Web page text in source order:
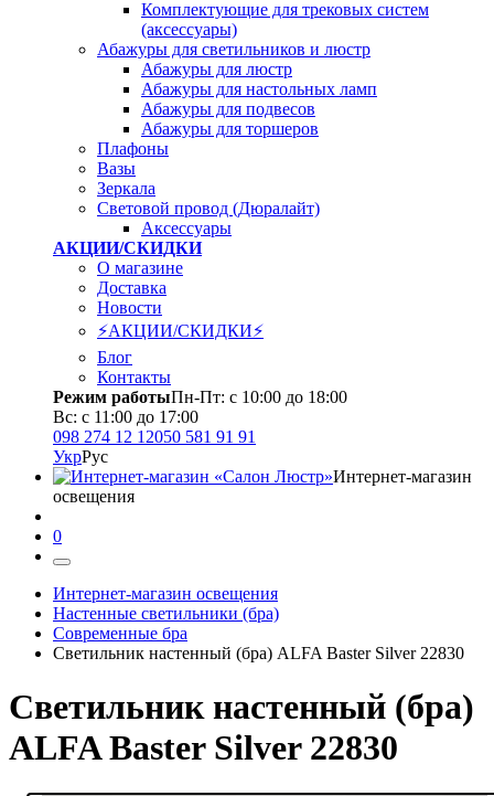
Комплектующие для трековых систем
(аксессуары)
Абажуры для светильников и люстр
Абажуры для люстр
Абажуры для настольных ламп
Абажуры для подвесов
Абажуры для торшеров
Плафоны
Вазы
Зеркала
Световой провод (Дюралайт)
Аксессуары
АКЦИИ/СКИДКИ
О магазине
Доставка
Новости
⚡АКЦИИ/СКИДКИ⚡
Блог
Контакты
Режим работыПн-Пт: с 10:00 до 18:00
Вс: с 11:00 до 17:00
098 274 12 12050 581 91 91
УкрРус
Интернет-магазин
освещения
0
Интернет-магазин освещения
Настенные светильники (бра)
Современные бра
Светильник настенный (бра) ALFA Baster Silver 22830
Светильник настенный (бра)
ALFA Baster Silver 22830